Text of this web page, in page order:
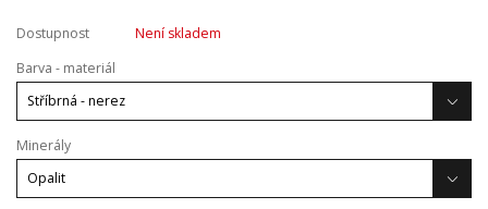
Dostupnost
Není skladem
Barva - materiál
Minerály